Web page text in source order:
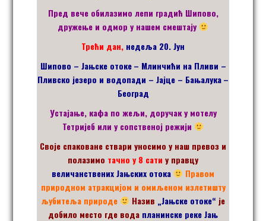
Пред вече обилазимо лепи градић Шипово,
дружење и одмор у нашем смештају
Трећи дан, недеља 20.Јун
Шипово – Јањске отоке – Млинчићи на Пливи –
Пливско језеро и водопади – Јајце – Бањалука–
Београд
Устајање, кафа по жељи, доручаку мотелу
Тетријеб или у сопственој режији
Своје спаковане ствари уносимо у наш превоз и
полазимо тачно у 8 сати у правцу
величанствених Јањских отока
Правом
природном атракцијом и омиљеном излетишту
љубитеља природе
Назив „Јањске отоке“ је
добило место где вода планинске реке Јањ